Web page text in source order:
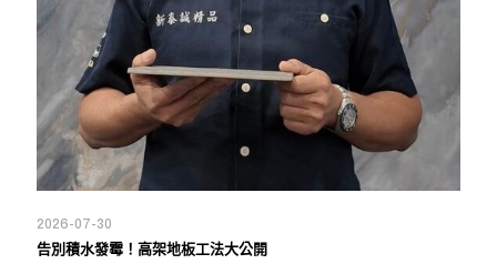
2026-07-30
告別積水發霉！高架地板工法大公開